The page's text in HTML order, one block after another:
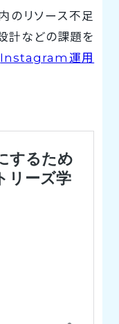
のリソース不足
計などの課題を
Instagram運用